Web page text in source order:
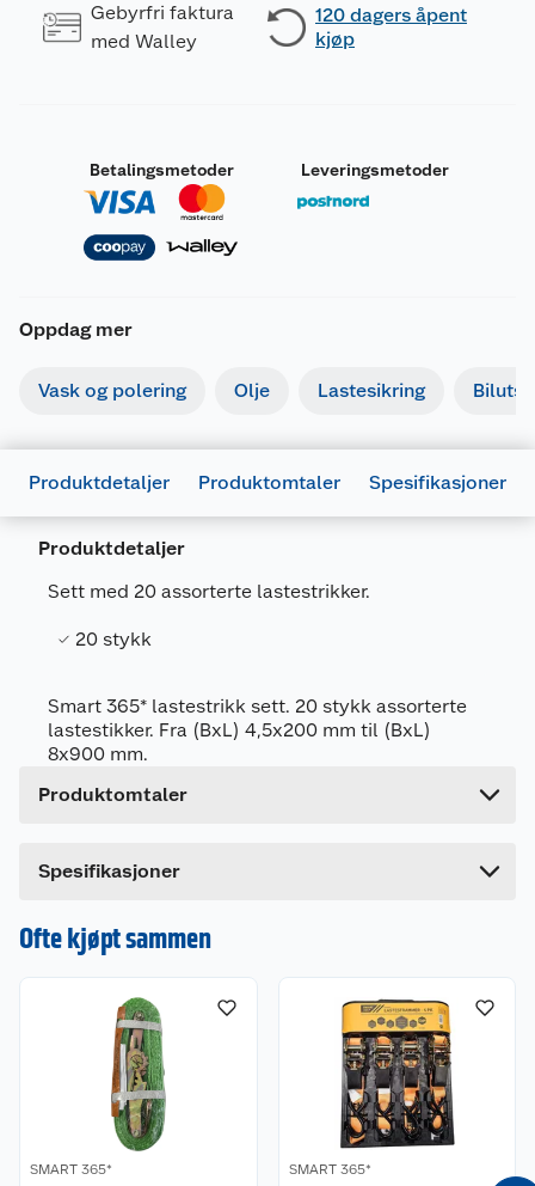
Gebyrfri faktura
med Walley
120 dagers åpent
kjøp
Betalingsmetoder Leveringsmetoder
Oppdag mer
Vask og polering Olje Lastesikring
Produktdetaljer Produktomtaler Spesifikasjoner
Produktdetaljer
Sett med 20 assorterte lastestrikker.
20 stykk
Smart 365* lastestrikk sett. 20 stykk assorterte
lastestikker. Fra (BxL) 4,5x200 mm til (BxL)
8x900 mm.
Produktomtaler
Spesifikasjoner
Generelt
Farge
Bruttovekt
0.66 kg
Ofte kjøpt sammen
SMART 365* SMART 365*